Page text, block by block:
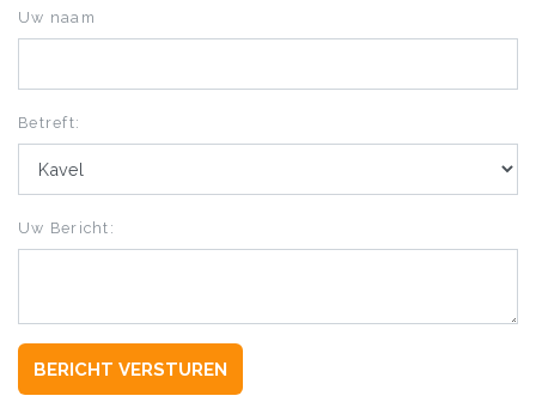
Uw naam
Betreft:
Uw Bericht:
BERICHT VERSTUREN